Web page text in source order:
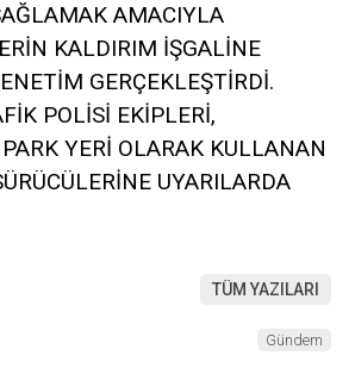
AMACIYLA
KALDIRIM İŞGALİNE
GERÇEKLEŞTİRDİ.
POLİSİ EKİPLERİ,
YERİ OLARAK KULLANAN
UYARILARDA
TÜM YAZILARI
Gündem